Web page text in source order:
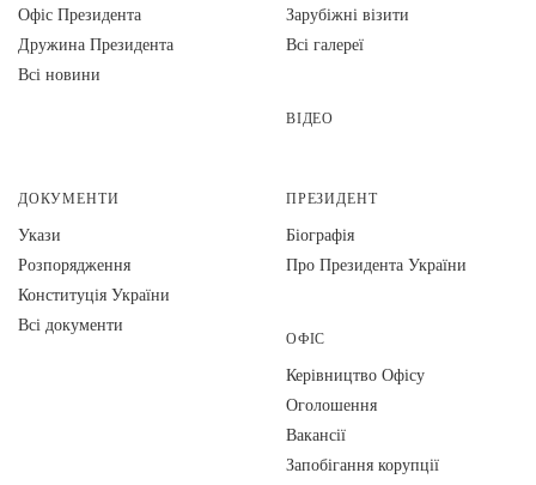
Офіс Президента
Дружина Президента
Всі новини
Зарубіжні візити
Всі галереї
ВІДЕО
ДОКУМЕНТИ
Укази
Розпорядження
Конституція України
Всі документи
ПРЕЗИДЕНТ
Біографія
Про Президента України
ОФІС
Керівництво Офісу
Оголошення
Вакансії
Запобігання корупції